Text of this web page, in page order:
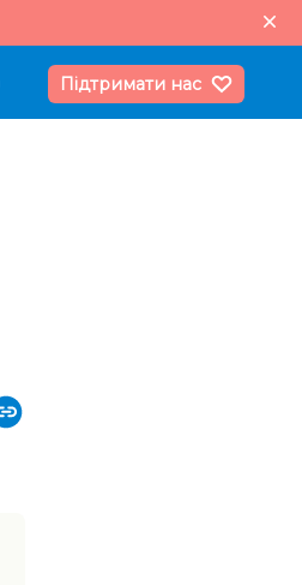
Підтримати нас